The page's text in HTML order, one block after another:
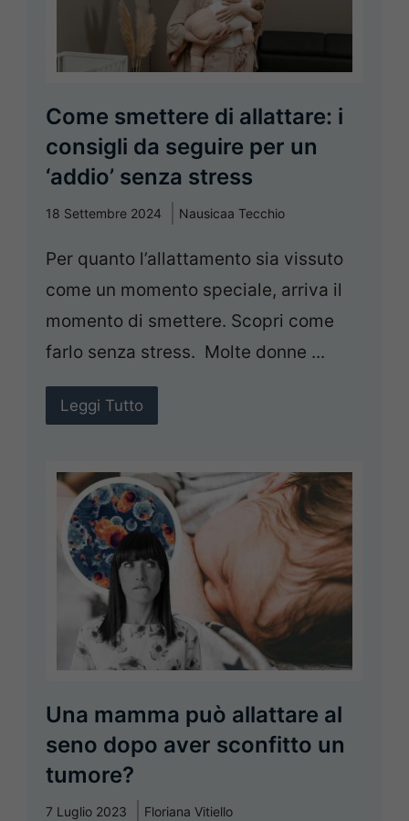
Come smettere di allattare: i
consigli da seguire per un
‘addio’ senza stress
18 Settembre 2024 Nausicaa Tecchio
Per quanto l’allattamento sia vissuto
come un momento speciale, arriva il
momento di smettere. Scopri come
farlo senza stress. Molte donne ...
Leggi Tutto
Una mamma può allattare al
seno dopo aver sconfitto un
tumore?
7 Luglio 2023 Floriana Vitiello